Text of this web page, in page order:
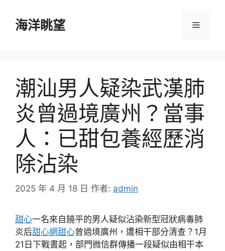
海洋眺望 選
潮汕男人疑染武漢肺
炎曾過境廣州？當事
人：已甜包養經歷消
除沾染
2025 年 4 月 18 日 作者: admin
甜心一名來自饒平的男人疑似沾染新型冠狀病毒肺
炎后甜心網甜心曾過境廣州，遭相干部分清查？1月
21日下戰書起，部門微信群傳播一段疑似由相干本